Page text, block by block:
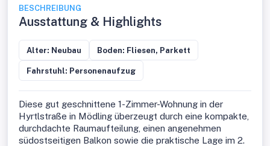
BESCHREIBUNG
Ausstattung & Highlights
Alter: Neubau Boden: Fliesen, Parkett
Fahrstuhl: Personenaufzug
Diese gut geschnittene 1-Zimmer-Wohnung in der
Hyrtlstraße in Mödling überzeugt durch eine kompakte,
durchdachte Raumaufteilung, einen angenehmen
südostseitigen Balkon sowie die praktische Lage im 2.